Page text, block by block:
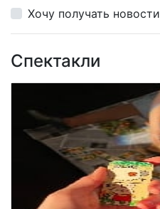
Хочу получать новости
Спектакли